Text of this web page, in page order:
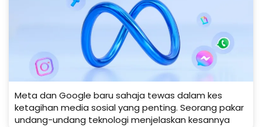
Meta dan Google baru sahaja tewas dalam kes
ketagihan media sosial yang penting. Seorang pakar
undang-undang teknologi menjelaskan kesannya